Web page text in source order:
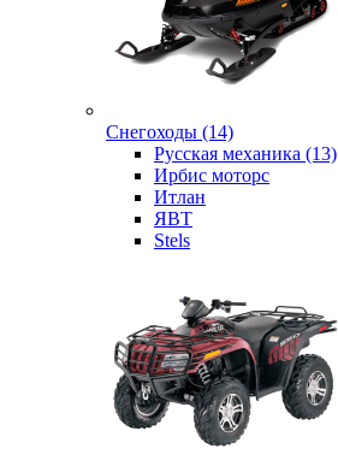
Снегоходы (14)
Русская механика (13)
Ирбис моторс
Итлан
ЯВТ
Stels